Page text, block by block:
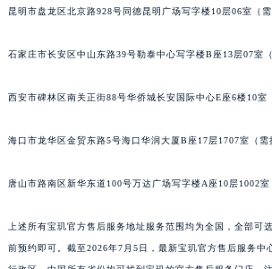
昆明市盘龙区北京路928号同德昆明广场写字楼10层06室（需
石家庄市长安区中山东路39号勒泰中心写字楼B座13层07室
西安市碑林区南关正街88号华侨城长安国际中心E座6楼10室
海口市龙华区金贸东路5号海口华润大厦B座17层1707室（需
唐山市路南区新华东道100号万达广场写字楼A座10层1002室
上述所有宝玑官方售后服务地址服务范围均为全国，全部可
前预约即可。截至2026年7月5日，最新宝玑官方售后服务中